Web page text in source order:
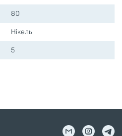
80
Нікель
5